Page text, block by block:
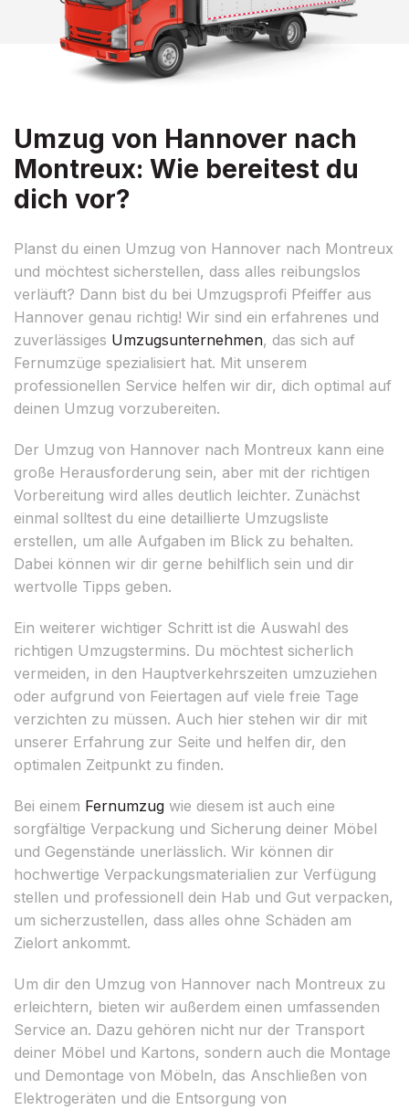
Umzug von Hannover nach
Montreux: Wie bereitest du
dich vor?
Planst du einen Umzug von Hannover nach Montreux
und möchtest sicherstellen, dass alles reibungslos
verläuft? Dann bist du bei Umzugsprofi Pfeiffer aus
Hannover genau richtig! Wir sind ein erfahrenes und
zuverlässiges Umzugsunternehmen, das sich auf
Fernumzüge spezialisiert hat. Mit unserem
professionellen Service helfen wir dir, dich optimal auf
deinen Umzug vorzubereiten.
Der Umzug von Hannover nach Montreux kann eine
große Herausforderung sein, aber mit der richtigen
Vorbereitung wird alles deutlich leichter. Zunächst
einmal solltest du eine detaillierte Umzugsliste
erstellen, um alle Aufgaben im Blick zu behalten.
Dabei können wir dir gerne behilflich sein und dir
wertvolle Tipps geben.
Ein weiterer wichtiger Schritt ist die Auswahl des
richtigen Umzugstermins. Du möchtest sicherlich
vermeiden, in den Hauptverkehrszeiten umzuziehen
oder aufgrund von Feiertagen auf viele freie Tage
verzichten zu müssen. Auch hier stehen wir dir mit
unserer Erfahrung zur Seite und helfen dir, den
optimalen Zeitpunkt zu finden.
Bei einem Fernumzug wie diesem ist auch eine
sorgfältige Verpackung und Sicherung deiner Möbel
und Gegenstände unerlässlich. Wir können dir
hochwertige Verpackungsmaterialien zur Verfügung
stellen und professionell dein Hab und Gut verpacken,
um sicherzustellen, dass alles ohne Schäden am
Zielort ankommt.
Um dir den Umzug von Hannover nach Montreux zu
erleichtern, bieten wir außerdem einen umfassenden
Service an. Dazu gehören nicht nur der Transport
deiner Möbel und Kartons, sondern auch die Montage
und Demontage von Möbeln, das Anschließen von
Elektrogeräten und die Entsorgung von